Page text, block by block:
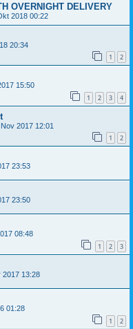
OVERNIGHT DELIVERY
2018 00:22
20:34
1 2
15:50
1 2 3 4
2017 12:01
1 2
23:53
23:50
08:48
1 2 3
2017 13:28
01:28
1 2